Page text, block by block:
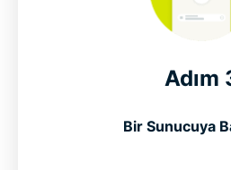
Adım
Bir Sunucuya